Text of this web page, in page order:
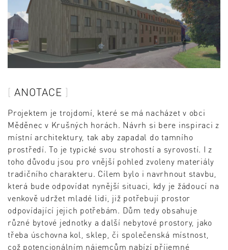
ANOTACE
Projektem je trojdomí, které se má nacházet v obci
Měděnec v Krušných horách. Návrh si bere inspiraci z
místní architektury, tak aby zapadal do tamního
prostředí. To je typické svou strohostí a syrovostí. I z
toho důvodu jsou pro vnější pohled zvoleny materiály
tradičního charakteru. Cílem bylo i navrhnout stavbu,
která bude odpovídat nynější situaci, kdy je žádoucí na
venkově udržet mladé lidi, již potřebují prostor
odpovídající jejich potřebám. Dům tedy obsahuje
různé bytové jednotky a další nebytové prostory, jako
třeba úschovna kol, sklep, či společenská místnost,
což potencionálním nájemcům nabízí příjemné